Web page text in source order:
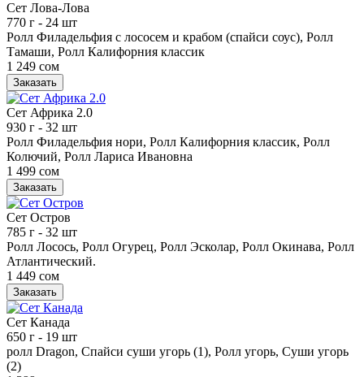
Сет Лова-Лова
770 г - 24 шт
Ролл Филадельфия с лососем и крабом (спайси соус), Ролл
Тамаши, Ролл Калифорния классик
1 249 сом
Заказать
Сет Африка 2.0
930 г - 32 шт
Ролл Филадельфия нори, Ролл Калифорния классик, Ролл
Колючий, Ролл Лариса Ивановна
1 499 сом
Заказать
Сет Остров
785 г - 32 шт
Ролл Лосось, Ролл Огурец, Ролл Эсколар, Ролл Окинава, Ролл
Атлантический.
1 449 сом
Заказать
Сет Канада
650 г - 19 шт
ролл Dragon, Спайси суши угорь (1), Ролл угорь, Суши угорь
(2)